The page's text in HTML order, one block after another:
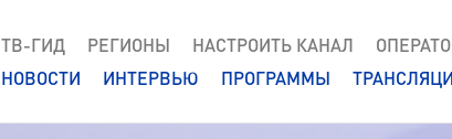
ТВ-ГИД РЕГИОНЫ НАСТРОИТЬ КАНАЛ
НОВОСТИ
ИНТЕРВЬЮ ПРОГРАММЫ